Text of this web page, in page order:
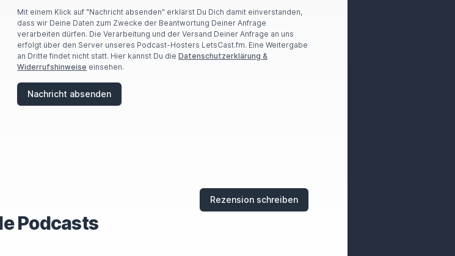
Mit einem Klick auf "Nachricht absenden" erklärst Du Dich damit einverstanden,
dass wir Deine Daten zum Zwecke der Beantwortung Deiner Anfrage
verarbeiten dürfen. Die Verarbeitung und der Versand Deiner Anfrage an uns
erfolgt über den Server unseres Podcast-Hosters LetsCast.fm. Eine Weitergabe
an Dritte findet nicht statt. Hier kannst Du dieDatenschutzerklärung &
Widerrufshinweise einsehen.
Nachricht absenden
Podcasts
Rezension schreiben